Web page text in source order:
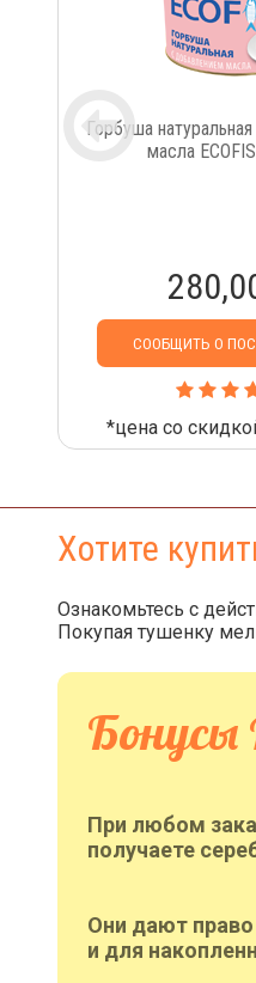
Горбуша
масла
СООБЩИТЬ О
*цена со
Хотите
Ознакомьтесь с
Покупая тушенку
Бонусы
При любом
получаете
Они дают
и для